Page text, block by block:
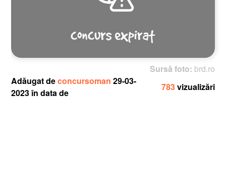
Sursă foto:brd.ro
Adăugat deconcursoman29-03-
2023 în data de
783vizualizări